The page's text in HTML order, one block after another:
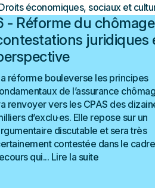
économiques, sociaux et
- Réforme du chômage
juridiques
réforme bouleverse les principes
de l’assurance
renvoyer vers les CPAS des
d’exclu·es. Elle repose sur un
discutable et sera très
contestée dans le
qui... Lire la suite